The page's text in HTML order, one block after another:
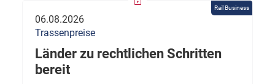
Rail Business
06.08.2026
Trassenpreise
Länder zu rechtlichen Schritten
bereit